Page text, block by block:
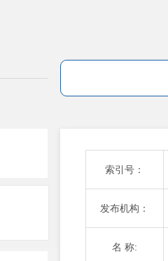
索引号：
发布机构：
名 称: